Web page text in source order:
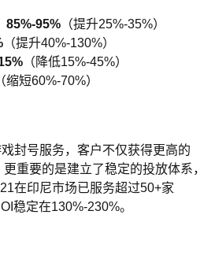
85%-95% （提升25%-35%）
（提升40%-130%）
（降低15%-45%）
（缩短60%-70%）
封号服务，客户不仅获得更高的
重要的是建立了稳定的投放体系，
在印尼市场已服务超过50+家
稳定在130%-230%。